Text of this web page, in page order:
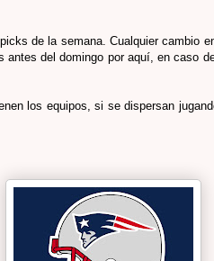
de la semana. Cualquier cambio
antes del domingo por aquí, en caso
los equipos, si se dispersan